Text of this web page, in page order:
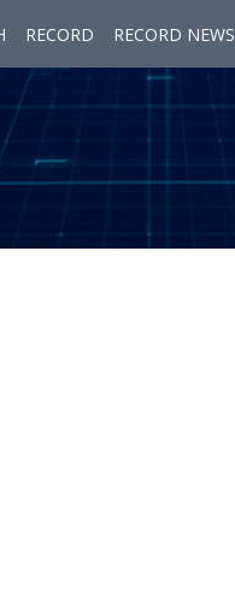
RECORD RECORD NEWS